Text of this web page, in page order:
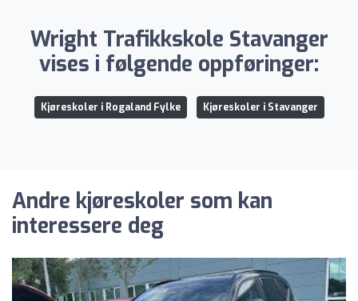
Wright Trafikkskole Stavanger
vises i følgende oppføringer:
Kjøreskoler i Rogaland Fylke Kjøreskoler i Stavanger
Andre kjøreskoler som kan
interessere deg